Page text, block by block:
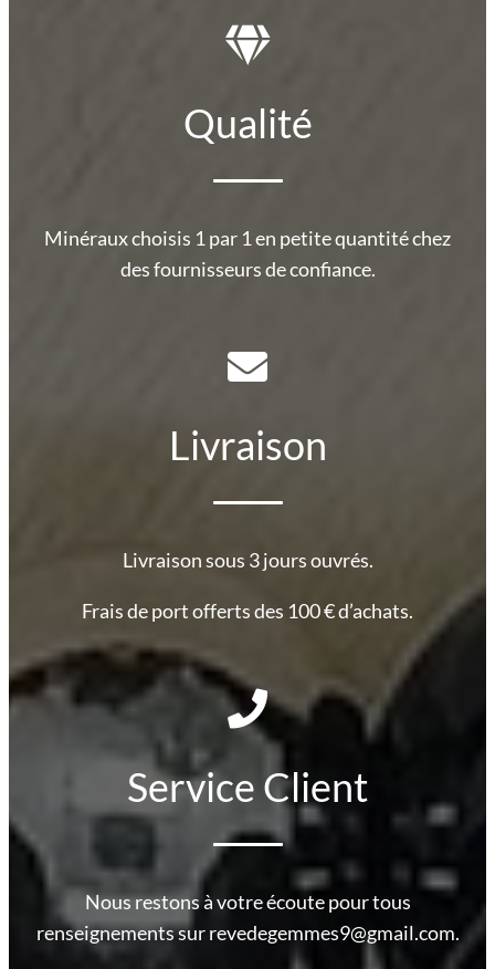
Qualité
Minéraux choisis 1 par 1 en petite quantité chez
des fournisseurs de confiance.
Livraison
Livraison sous 3 jours ouvrés.
Frais de port offerts des 100 € d’achats.
Service Client
Nous restons à votre écoute pour tous
renseignements sur revedegemmes9@gmail.com.